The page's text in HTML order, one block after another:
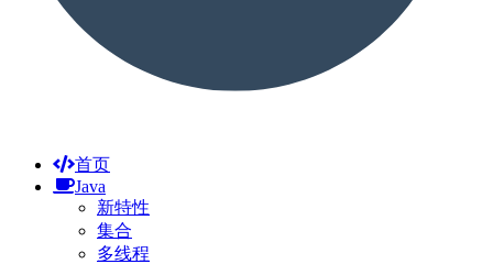
首页
Java
新特性
集合
多线程